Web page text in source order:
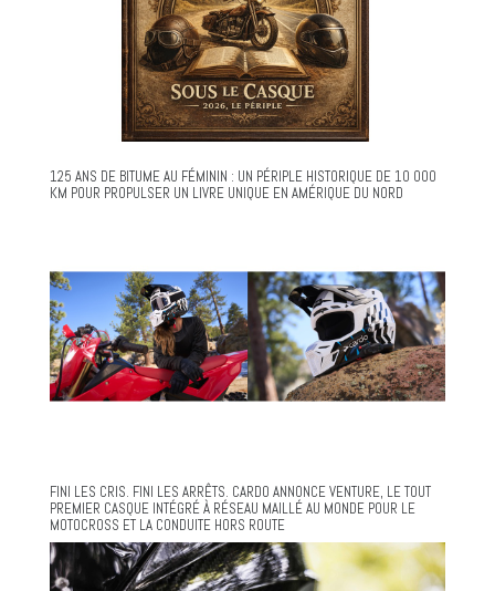
125 ANS DE BITUME AU FÉMININ : UN PÉRIPLE HISTORIQUE DE 10 000
KM POUR PROPULSER UN LIVRE UNIQUE EN AMÉRIQUE DU NORD
FINI LES CRIS. FINI LES ARRÊTS. CARDO ANNONCE VENTURE, LE TOUT
PREMIER CASQUE INTÉGRÉ À RÉSEAU MAILLÉ AU MONDE POUR LE
MOTOCROSS ET LA CONDUITE HORS ROUTE